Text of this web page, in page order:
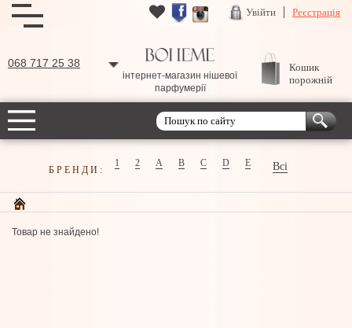
Увійти Реєстрація
068 717 25 38
інтернет-магазин нішевої
парфумерії
Кошик
порожній
БРЕНДИ:
1 2 A B C D E Всі
Товар не знайдено!